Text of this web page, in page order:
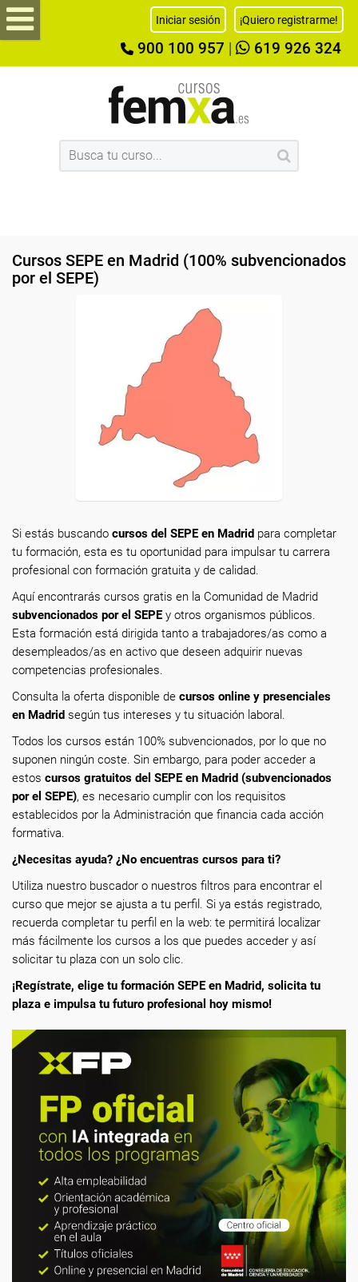
Iniciar sesión ¡Quiero registrarme!
900 100 957 619 926 324
Cursos SEPE en Madrid (100% subvencionados
por el SEPE)
Si estás buscando cursos del SEPE en Madrid para completar
tu formación, esta es tu oportunidad para impulsar tu carrera
profesional con formación gratuita y de calidad.
Aquí encontrarás cursos gratis en la Comunidad de Madrid
subvencionados por el SEPEy otros organismos públicos.
Esta formación está dirigida tanto a trabajadores/as como a
desempleados/as en activo que deseen adquirir nuevas
competencias profesionales.
Consulta la oferta disponible de cursos online y presenciales
en Madrid según tus intereses y tu situación laboral.
Todos los cursos están 100% subvencionados, por lo que no
suponen ningún coste. Sin embargo, para poder acceder a
estos cursos gratuitos del SEPE en Madrid (subvencionados
por el SEPE), es necesario cumplir con los requisitos
establecidos por la Administración que financia cada acción
formativa.
¿Necesitas ayuda? ¿No encuentras cursos para ti?
Utiliza nuestro buscador o nuestros filtros para encontrar el
curso que mejor se ajusta a tu perfil. Si ya estás registrado,
recuerda completar tu perfil en la web: te permitirá localizar
más fácilmente los cursos a los que puedes acceder y así
solicitar tu plaza con un solo clic.
¡Regístrate, elige tu formación SEPE en Madrid, solicita tu
plaza e impulsa tu futuro profesional hoy mismo!